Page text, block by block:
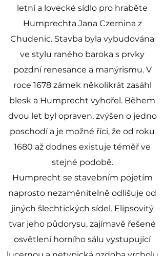
letní a lovecké sídlo pro hraběte
Humprechta Jana Czernina z
Chudenic. Stavba byla vybudována
ve stylu raného baroka s prvky
pozdní renesance a manýrismu. V
roce 1678 zámek několikrát zasáhl
blesk a Humprecht vyhořel. Během
dvou let byl opraven, zvýšen o jedno
poschodí a je možné říci, že od roku
1680 až dodnes existuje téměř ve
stejné podobě.
Humprecht se stavebním pojetím
naprosto nezaměnitelně odlišuje od
jiných šlechtických sídel. Elipsovitý
tvar jeho půdorysu, zajímavě řešené
osvětlení horního sálu vystupující